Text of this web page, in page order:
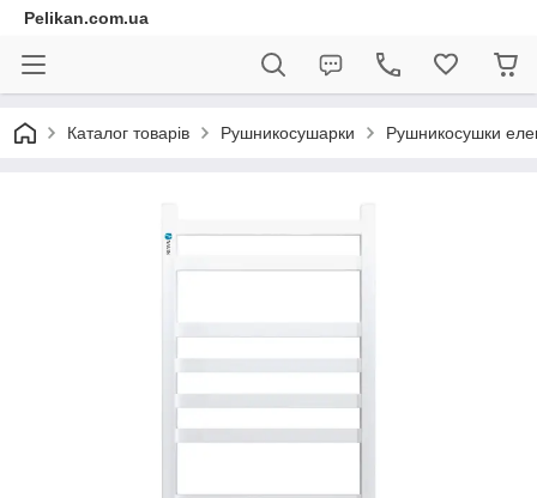
Pelikan.com.ua
Каталог товарів Рушникосушарки Рушникосушки